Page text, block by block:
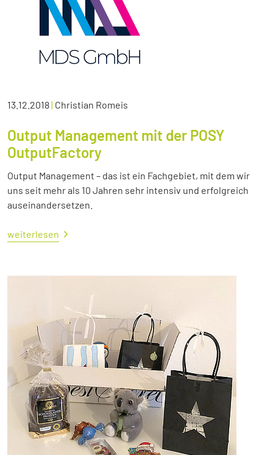
13.12.2018| Christian Romeis
Output Management mit der POSY
OutputFactory
Output Management – das ist ein Fachgebiet, mit dem wir
uns seit mehr als 10 Jahren sehr intensiv und erfolgreich
auseinandersetzen.
weiterlesen